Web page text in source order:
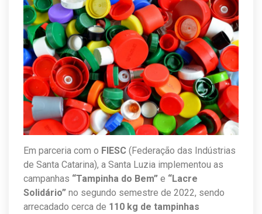
Em parceria com o FIESC (Federação das Indústrias
de Santa Catarina), a Santa Luzia implementou as
campanhas “Tampinha do Bem” e “Lacre
Solidário” no segundo semestre de 2022, sendo
arrecadado cerca de 110 kg de tampinhas